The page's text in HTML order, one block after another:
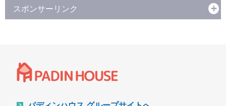
スポンサーリンク